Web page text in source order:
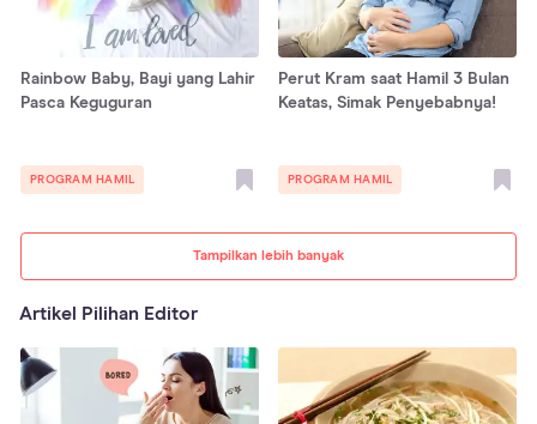
Tampilkan lebih banyak
Rainbow Baby, Bayi yang Lahir
Pasca Keguguran
PROGRAM HAMIL
Perut Kram saat Hamil 3 Bulan
Keatas, Simak Penyebabnya!
PROGRAM HAMIL
Artikel Pilihan Editor